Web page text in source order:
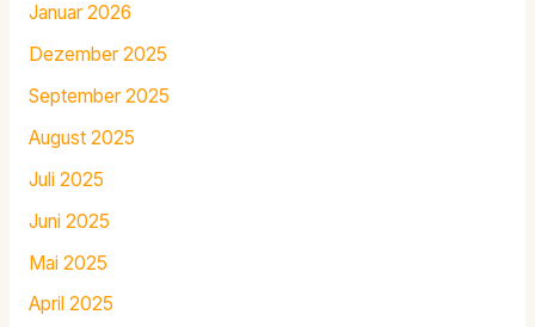
Januar 2026
Dezember 2025
September 2025
August 2025
Juli 2025
Juni 2025
Mai 2025
April 2025